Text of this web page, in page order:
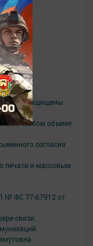
сайте, защищены
в любом объеме
согласия
печати и массовым
№ ФС 77-67912 от
связи,